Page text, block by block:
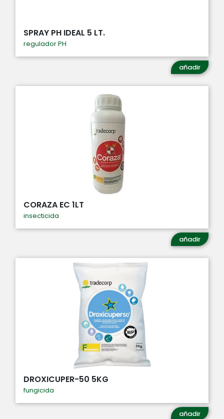
SPRAY PH IDEAL 5 LT.
regulador PH
añadir
CORAZA EC 1LT
insecticida
añadir
DROXICUPER-50 5KG
fungicida
añadir